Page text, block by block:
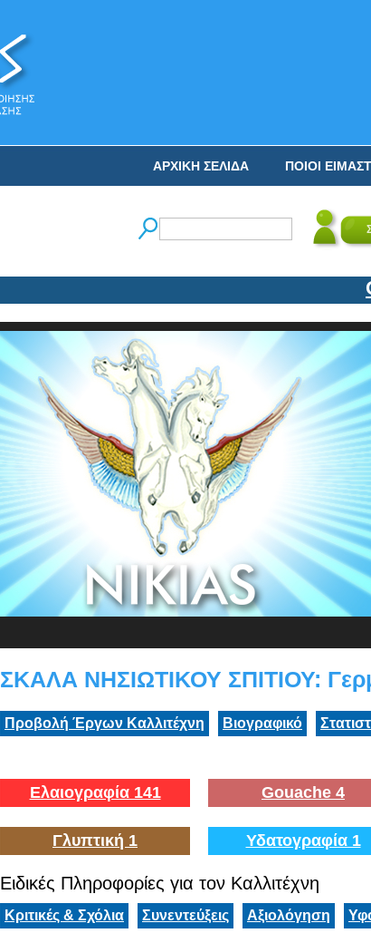
ΠΟΙΟΙ
ΑΡΧΙΚΗ ΣΕΛΙΔΑ
Ο
ΣΚΑΛΑ ΝΗΣΙΩΤΙΚΟΥ ΣΠΙΤΙΟΥ:
Προβολή Έργων Καλλιτέχνη Βιογραφικό
Ελαιογραφία 141 Gouache 4
Γλυπτική 1 Υδατογραφία 1
Ειδικές Πληροφορίες για τον Καλλιτέχνη
Κριτικές & Σχόλια Συνεντεύξεις Αξιολόγηση